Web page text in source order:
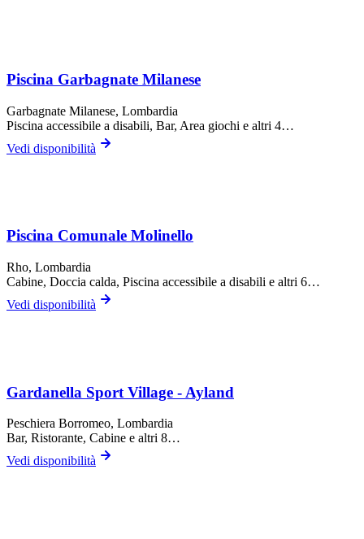
Piscina Garbagnate Milanese
Garbagnate Milanese, Lombardia
Piscina accessibile a disabili, Bar, Area giochi e altri 4…
Vedi disponibilità
Piscina Comunale Molinello
Rho, Lombardia
Cabine, Doccia calda, Piscina accessibile a disabili e altri 6…
Vedi disponibilità
Gardanella Sport Village - Ayland
Peschiera Borromeo, Lombardia
Bar, Ristorante, Cabine e altri 8…
Vedi disponibilità